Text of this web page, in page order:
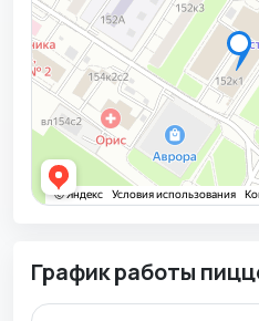
График работы